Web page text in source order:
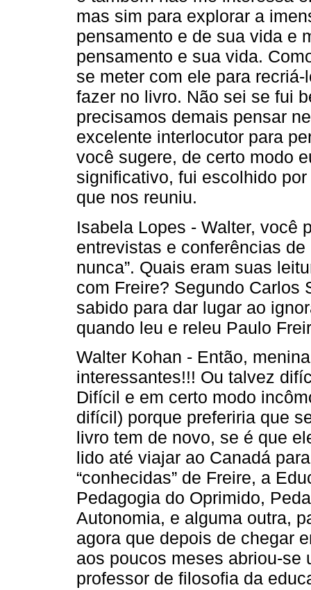
mas sim para explorar a
pensamento e de sua vida e
pensamento e sua vida.
se meter com ele para
fazer no livro. Não sei se fui
precisamos demais pensar
excelente interlocutor para
você sugere, de certo modo
significativo, fui escolhido
que nos reuniu.
Isabela Lopes - Walter, você
entrevistas e conferências
nunca”. Quais eram suas
com Freire? Segundo Carlos
sabido para dar lugar ao
quando leu e releu Paulo
Walter Kohan - Então,
interessantes!!! Ou talvez
Difícil e em certo modo
difícil) porque preferiria que
livro tem de novo, se é que
lido até viajar ao Canadá
“conhecidas” de Freire, a
Pedagogia do Oprimido,
Autonomia, e alguma outra,
agora que depois de chegar
aos poucos meses abriou-se
professor de filosofia da